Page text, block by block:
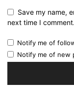
Save my name,
next time I comment.
Notify me of
Notify me of new